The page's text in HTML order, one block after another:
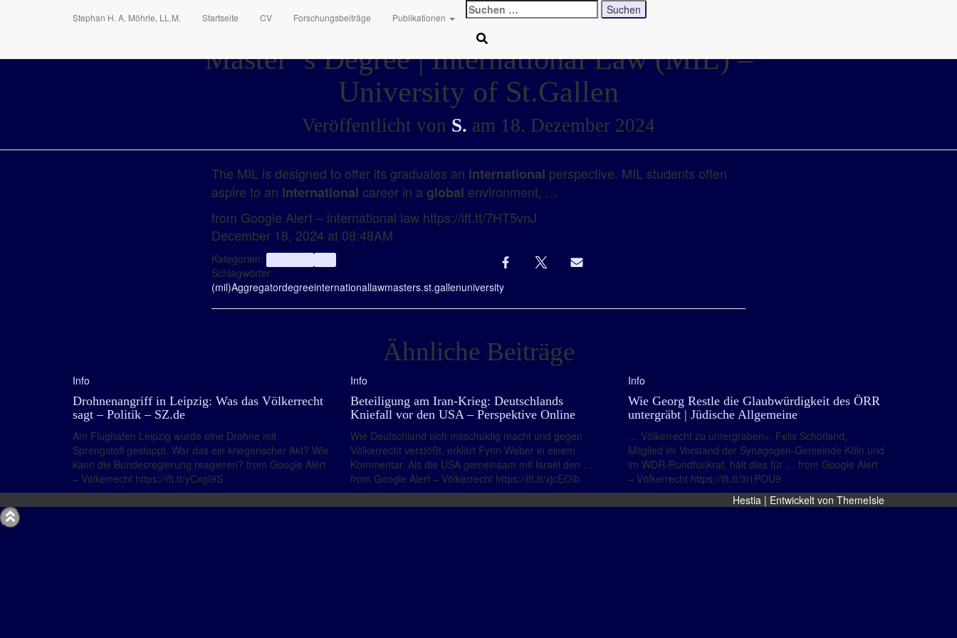
Stephan H. A. Möhrle, LL.M. Startseite CV Forschungsbeiträge Publikationen
Suchen
nach:
Master ’s Degree | International Law (MIL) –
University of St.Gallen
Veröffentlicht von S. am 18. Dezember 2024
The MIL is designed to offer its graduates an international perspective. MIL students often
aspire to an international career in a global environment, …
from Google Alert – international law https://ift.tt/7HT5vnJ
December 18, 2024 at 08:48AM
Kategorien:
Schlagwörter:
(mil)Aggregatordegreeinternationallawmasters.st.gallenuniversity
Ähnliche Beiträge
Info
Drohnenangriff in Leipzig: Was das Völkerrecht
sagt – Politik – SZ.de
Am Flughafen Leipzig wurde eine Drohne mit
Sprengstoff gestoppt. War das ein kriegerischer Akt? Wie
kann die Bundesregierung reagieren? from Google Alert
– Völkerrecht https://ift.tt/yCxgI9S
Info
Beteiligung am Iran-Krieg: Deutschlands
Kniefall vor den USA – Perspektive Online
Wie Deutschland sich mitschuldig macht und gegen
Völkerrecht verstößt, erklärt Fynn Weber in einem
Kommentar. Als die USA gemeinsam mit Israel den …
from Google Alert – Völkerrecht https://ift.tt/xjcEOIb
Info
Wie Georg Restle die Glaubwürdigkeit des ÖRR
untergräbt | Jüdische Allgemeine
… Völkerrecht zu untergraben«. Felix Schotland,
Mitglied im Vorstand der Synagogen-Gemeinde Köln und
im WDR-Rundfunkrat, hält dies für … from Google Alert
– Völkerrecht https://ift.tt/3i1POU9
Hestia | Entwickelt von ThemeIsle